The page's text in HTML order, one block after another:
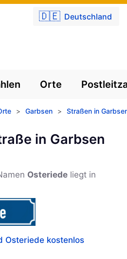
🇩🇪 Deutschland
Orte
> Garbsen > Straßen in
in Garbsen
Osteriede liegt in
Osteriede kostenlos